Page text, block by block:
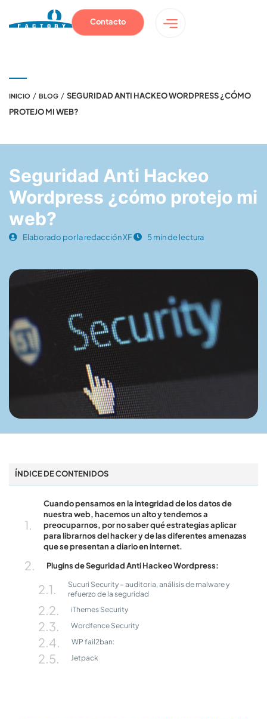
Contacto
INICIO / BLOG / SEGURIDAD ANTI HACKEO WORDPRESS ¿CÓMO
PROTEJO MI WEB?
Seguridad Anti Hackeo
Wordpress ¿cómo protejo mi
web?
Elaborado por la redacción XF 5 min de lectura
ÍNDICE DE CONTENIDOS
Cuando pensamos en la integridad de los datos de
nuestra web, hacemos un alto y tendemos a
preocuparnos, por no saber qué estrategias aplicar
para librarnos del hacker y de las diferentes amenazas
que se presentan a diario en internet.
Plugins de Seguridad Anti Hackeo Wordpress:
Sucuri Security – auditoria, análisis de malware y
refuerzo de la seguridad
iThemes Security
Wordfence Security
WP fail2ban:
Jetpack